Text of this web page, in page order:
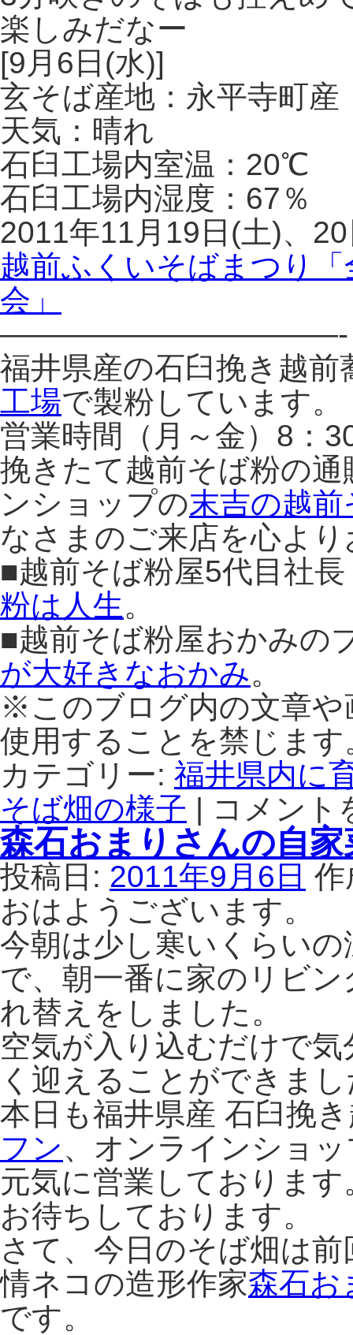
楽しみだなー
[9月6日(水)]
玄そば産地：永平寺町産
天気：晴れ
石臼工場内室温：20℃
石臼工場内湿度：67％
2011年11月19日(土)、
越前ふくいそばまつり
会」
———————————-
福井県産の石臼挽き越前
工場で製粉しています。
営業時間（月～金）8：
挽きたて越前そば粉の
ンショップの末吉の越
なさまのご来店を心よ
■越前そば粉屋5代目社
粉は人生。
■越前そば粉屋おかみの
が大好きなおかみ。
※このブログ内の文章や
使用することを禁じます
カテゴリー: 福井県内に
そば畑の様子 |
大
野
在
来
種
の
そ
畑
を
見
に
行
き
ま
し
た。
コメント
森石おまりさんの自
投稿日: 2011年9月6日 作
おはようございます。
今朝は少し寒いくらい
で、朝一番に家のリビ
れ替えをしました。
空気が入り込むだけで
く迎えることができま
本日も福井県産 石臼挽
フン、オンラインショ
元気に営業しておりま
お待ちしております。
さて、今日のそば畑は
情ネコの造形作家森石お
です。